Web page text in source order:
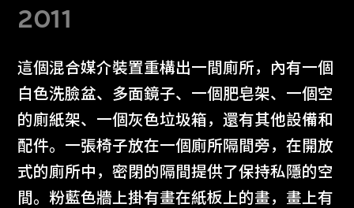
2011
這個混合媒介裝置重構出一間廁所，內有一個
白色洗臉盆、多面鏡子、一個肥皂架、一個空
的廁紙架、一個灰色垃圾箱，還有其他設備和
配件。一張椅子放在一個廁所隔間旁，在開放
式的廁所中，密閉的隔間提供了保持私隱的空
間。粉藍色牆上掛有畫在紙板上的畫，畫上有